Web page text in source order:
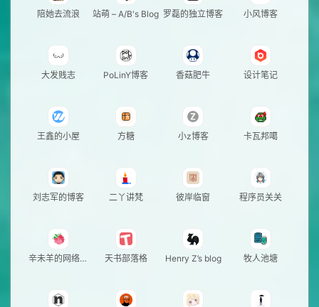
陪她去流浪 站萌 – A/B's Blog 罗磊的独立博客 小风博客
大发贱志 PoLinY博客 香菇肥牛 设计笔记
王鑫的小屋 方糖 小z博客 卡瓦邦噶
刘志军的博客 二丫讲梵 彼岸临窗 程序员关关
辛未羊的网络日
天书部落格 Henry Z’s blog 牧人池塘